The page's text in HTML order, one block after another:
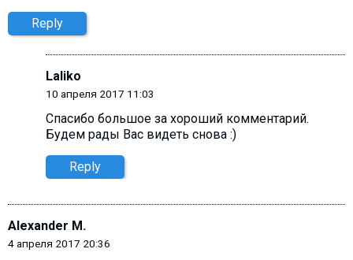
Reply
Laliko
10 апреля 2017 11:03
Спасибо большое за хороший комментарий.
Будем рады Вас видеть снова :)
Reply
Alexander M.
4 апреля 2017 20:36